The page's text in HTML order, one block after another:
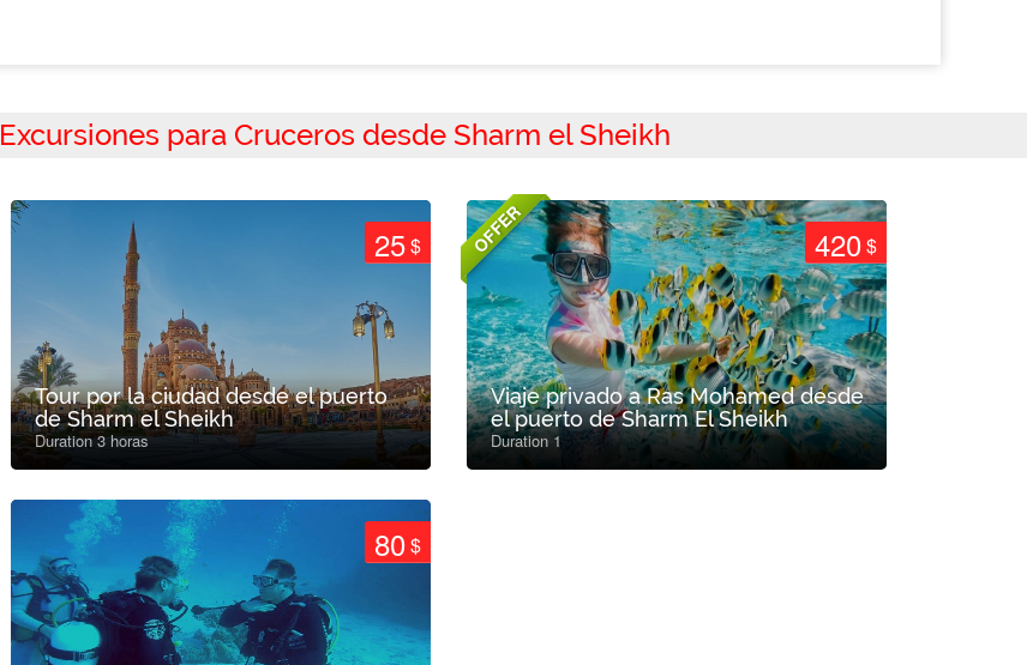
Excursiones para Cruceros desde Sharm el Sheikh
25$
Tour por la ciudad desde el puerto
de Sharm el Sheikh
Duration 3 horas
OFFER 420$
Viaje privado a Ras Mohamed desde
el puerto de Sharm El Sheikh
Duration 1
80$